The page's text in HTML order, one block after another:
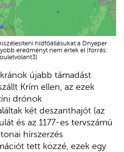
hídfőállásukat a Dnyeper
eredményt nem értek el (forrás:
újabb támadást
Krím ellen, az ezek
drónok
két deszanthajót (az
és az 1177-es tervszámú
hírszerzés
tett közzé, ezek egy